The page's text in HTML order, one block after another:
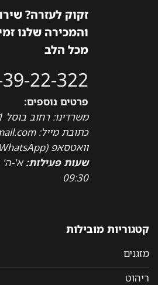
זקוק לעזרה?
והמכירה שלנו
מכל הלב
39-22-322
פרטים נוספים:
משרדינו: רחוב בוסל 1 חולון
כתובת מייל: m4aisrael@gmail.com
וואטסאפ (WhatsApp) - 058-6057111
שעות פעילות:
09:30
קטגוריות מובילות
מזגנים
ריהוט